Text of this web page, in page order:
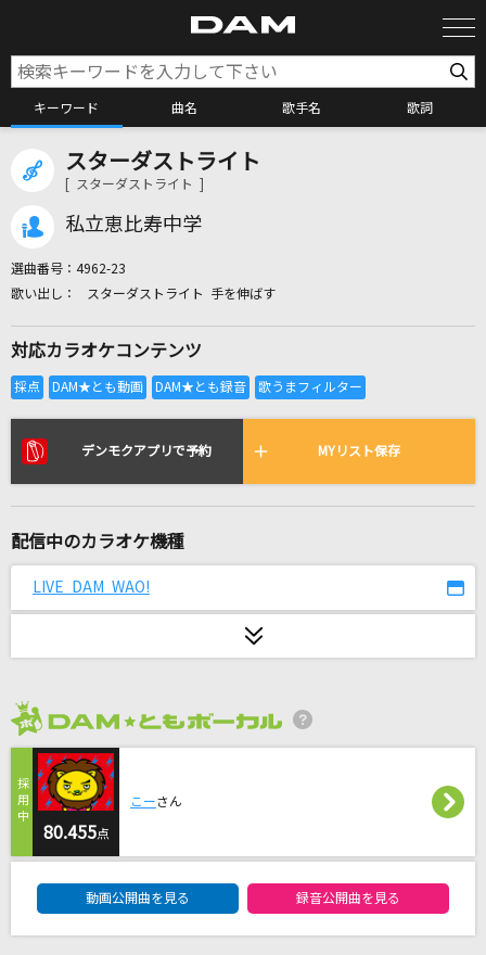
キーワード 曲名 歌手名 歌詞
カラオケ検索
全国りれき
リアルタイムで歌われている曲の一覧
[生音]君がいるだけで
世界に一つだけの花
Official髭男dism
紅蓮華 -アニメ映像 ver.-
ハルカ
YOASOBI
スターダストライト
[ スターダストライト ]
私立恵比寿中学
選曲番号： 4962-23
スターダストライト 手を伸ばす
対応カラオケコンテンツ
デンモクアプリで予約 MYリスト保存
配信中のカラオケ機種
LIVE DAM WAO!
80.455点
こーさん
動画公開曲を見る 録音公開曲を見る